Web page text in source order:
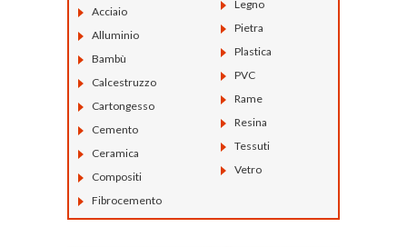
Acciaio
Alluminio
Bambù
Calcestruzzo
Cartongesso
Cemento
Ceramica
Compositi
Fibrocemento
Legno
Pietra
Plastica
PVC
Rame
Resina
Tessuti
Vetro